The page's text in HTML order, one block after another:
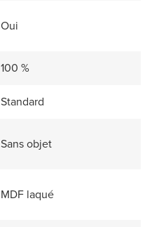
Oui
100 %
Standard
Sans objet
MDF laqué